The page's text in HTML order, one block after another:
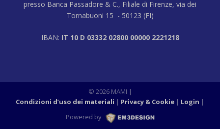
presso Banca Passadore & C., Filiale di Firenze, via dei
Tornabuoni 15 - 50123 (FI)
IBAN: IT 10 D 03332 02800 00000 2221218
© 2026 MAMI |
Condizioni d’uso dei materiali
Privacy & Cookie Login |
Powered by